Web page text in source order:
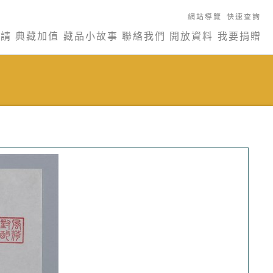
網站導覽 快速查詢
典藏加值 藏品小故事 聯絡我們 開放資料 我要捐贈